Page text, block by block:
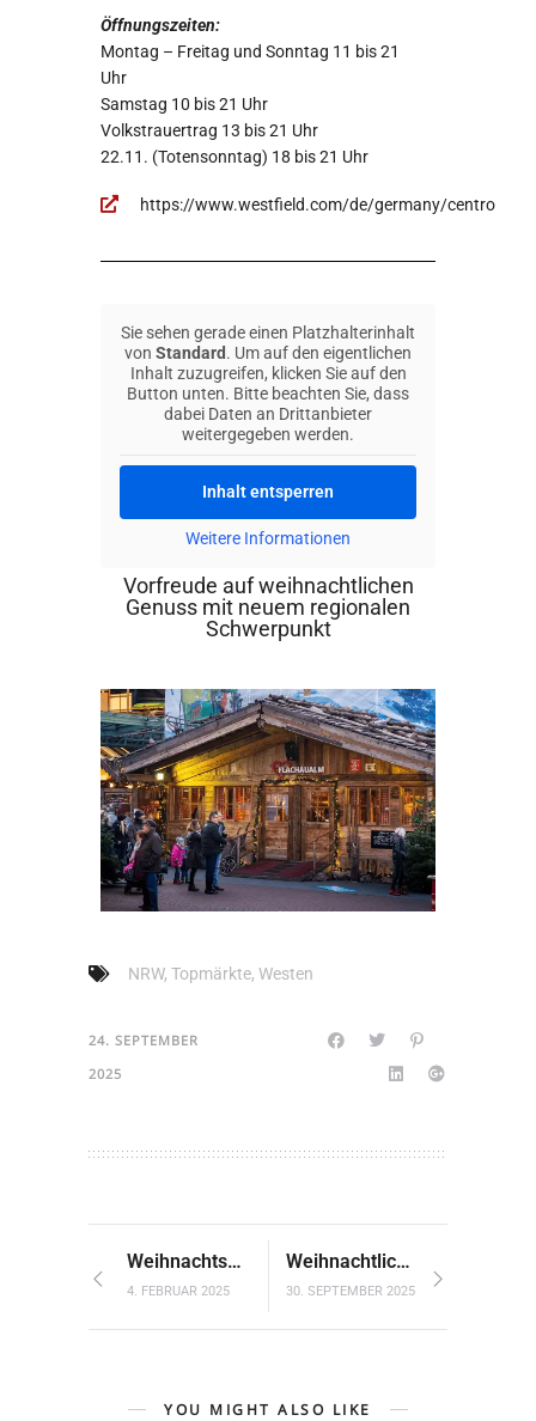
Öffnungszeiten:
Montag – Freitag und Sonntag 11 bis 21
Uhr
Samstag 10 bis 21 Uhr
Volkstrauertrag 13 bis 21 Uhr
22.11. (Totensonntag) 18 bis 21 Uhr
https://www.westfield.com/de/germany/centro
Sie sehen gerade einen Platzhalterinhalt
von Standard . Um auf den eigentlichen
Inhalt zuzugreifen, klicken Sie auf den
Button unten. Bitte beachten Sie, dass
dabei Daten an Drittanbieter
weitergegeben werden.
Inhalt entsperren
Weitere Informationen
Vorfreude auf weihnachtlichen
Genuss mit neuem regionalen
Schwerpunkt
NRW, Topmärkte, Westen
24. SEPTEMBER
2025
Weihnachtszauber in Frankfurt
4. FEBRUAR 2025
Weihnachtlicher Kunsthandwerkermarkt auf der Dorenburg
30. SEPTEMBER 2025
YOU MIGHT ALSO LIKE